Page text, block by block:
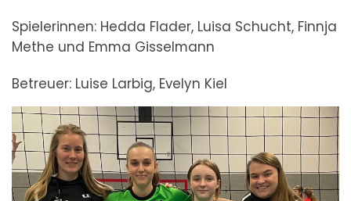
Spielerinnen: Hedda Flader, Luisa Schucht, Finnja
Methe und Emma Gisselmann
Betreuer: Luise Larbig, Evelyn Kiel